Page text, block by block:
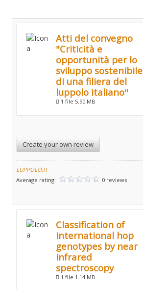
Atti del convegno
"Criticità e
opportunità per lo
sviluppo sostenibile
di una filiera del
luppolo italiano"
1 file 5.90 MB
Create your own review
LUPPOLO.IT
Average rating:
0 reviews
Classification of
international hop
genotypes by near
infrared
spectroscopy
1 file 1.14 MB